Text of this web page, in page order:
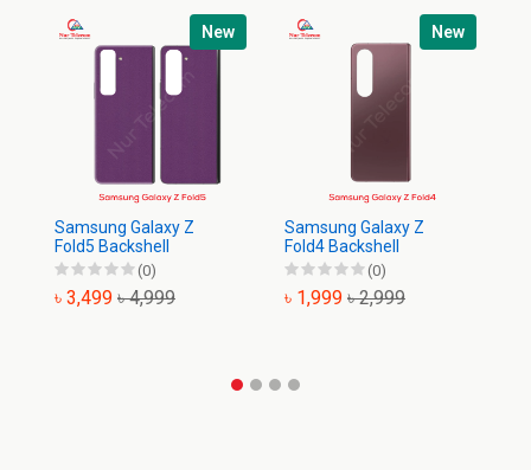
New
Samsung Galaxy Z
Fold5 Backshell
(0)
৳ 3,499 ৳ 4,999
New
Samsung Galaxy Z
Fold4 Backshell
(0)
৳ 1,999 ৳ 2,999